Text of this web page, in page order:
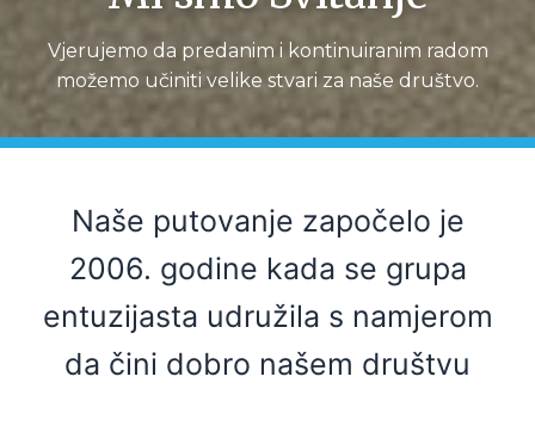
Vjerujemo da predanim i kontinuiranim radom
možemo učiniti velike stvari za naše društvo.
Naše putovanje započelo je
2006. godine kada se grupa
entuzijasta udružila s namjerom
da čini dobro našem društvu